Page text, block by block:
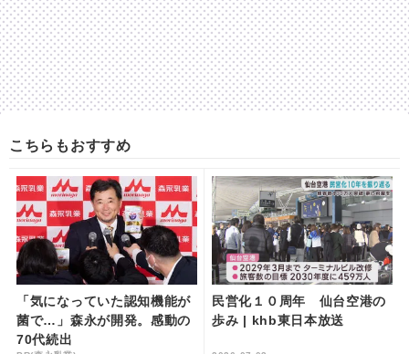
こちらもおすすめ
「気になっていた認知機能が
菌で…」森永が開発。感動の
70代続出
民営化１０周年 仙台空港の
歩み | khb東日本放送